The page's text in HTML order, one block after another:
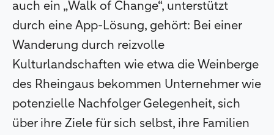
auch ein „Walk of Change“, unterstützt
durch eine App-Lösung, gehört: Bei einer
Wanderung durch reizvolle
Kulturlandschaften wie etwa die Weinberge
des Rheingaus bekommen Unternehmer wie
potenzielle Nachfolger Gelegenheit, sich
über ihre Ziele für sich selbst, ihre Familien